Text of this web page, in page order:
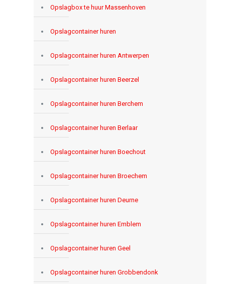
Opslagbox te huur Massenhoven
Opslagcontainer huren
Opslagcontainer huren Antwerpen
Opslagcontainer huren Beerzel
Opslagcontainer huren Berchem
Opslagcontainer huren Berlaar
Opslagcontainer huren Boechout
Opslagcontainer huren Broechem
Opslagcontainer huren Deurne
Opslagcontainer huren Emblem
Opslagcontainer huren Geel
Opslagcontainer huren Grobbendonk